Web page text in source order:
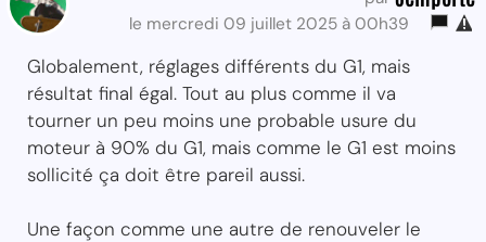
le mercredi 09 juillet 2025 à 00h39
Globalement, réglages différents du G1, mais
résultat final égal. Tout au plus comme il va
tourner un peu moins une probable usure du
moteur à 90% du G1, mais comme le G1 est moins
sollicité ça doit être pareil aussi.
Une façon comme une autre de renouveler le